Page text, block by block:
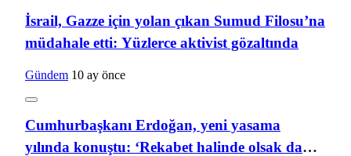
İsrail, Gazze için yolan çıkan Sumud Filosu’na
müdahale etti: Yüzlerce aktivist gözaltında
Gündem 10 ay önce
Cumhurbaşkanı Erdoğan, yeni yasama
yılında konuştu: ‘Rekabet halinde olsak da